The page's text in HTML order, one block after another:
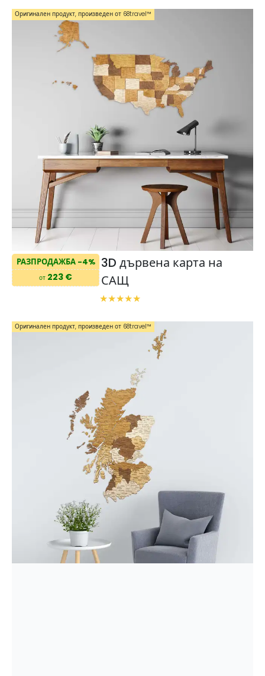
РАЗПРОДАЖБА -4%
от 223 €
3D дървена карта на
САЩ
Оригинален продукт, произведен от 68travel™️
Оригинален продукт, произведен от 68travel™️